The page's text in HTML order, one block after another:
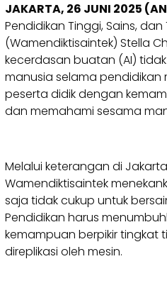
JAKARTA, 26 JUNI 2025
Pendidikan Tinggi, Sains, dan
(Wamendiktisaintek) Stella
kecerdasan buatan (AI)
manusia selama pendidikan
peserta didik dengan
dan memahami sesama
Melalui keterangan di
Wamendiktisaintek
saja tidak cukup untuk
Pendidikan harus
kemampuan berpikir
direplikasi oleh mesin.